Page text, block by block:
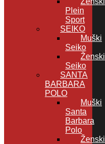
Plein
Sport
SEIKO
Muški
Seiko
Ženski
Seiko
SANTA
BARBARA
POLO
Muški
Santa
Barbara
Polo
Ženski